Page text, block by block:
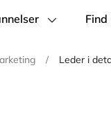
/ Leder i